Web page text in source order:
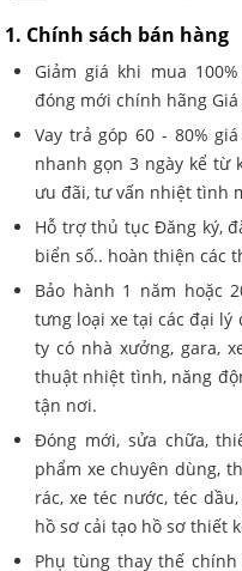
1. Chính sách bán hàng
Giảm giá khi mua
đóng mới chính hãng
Vay trả góp 60 - 80%
nhanh gọn 3 ngày kể từ
ưu đãi, tư vấn nhiệt tình
Hỗ trợ thủ tục Đăng ký,
biển số.. hoàn thiện các
Bảo hành 1 năm hoặc
tưng loại xe tại các đại lý
ty có nhà xưởng, gara,
thuật nhiệt tình, năng
tận nơi.
Đóng mới, sửa chữa,
phẩm xe chuyên dùng,
rác, xe téc nước, téc
hồ sơ cải tạo hồ sơ thiết
Phụ tùng thay thế